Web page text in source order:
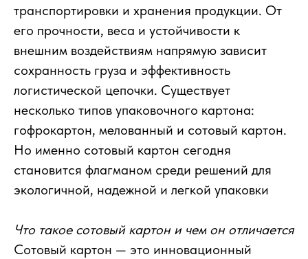
транспортировки и хранения продукции. От
его прочности, веса и устойчивости к
внешним воздействиям напрямую зависит
сохранность груза и эффективность
логистической цепочки. Существует
несколько типов упаковочного картона:
гофрокартон, мелованный и сотовый картон.
Но именно сотовый картон сегодня
становится флагманом среди решений для
экологичной, надежной и легкой упаковки
Что такое сотовый картон и чем он отличается
Сотовый картон — это инновационный